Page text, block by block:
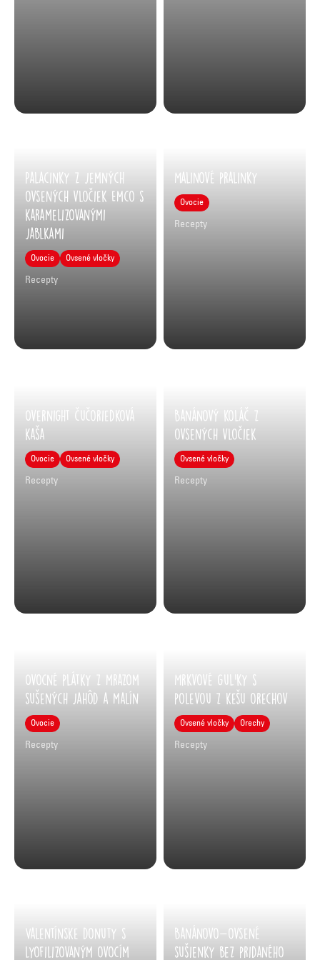
Palacinky z jemných
ovsených vločiek Emco s
karamelizovanými
jablkami
Ovocie Ovsené vločky
Recepty
Malinové pralinky
Ovocie
Recepty
Overnight čučoriedková
kaša
Ovocie Ovsené vločky
Recepty
Banánový koláč z
ovsených vločiek
Ovsené vločky
Recepty
Ovocné plátky z mrazom
sušených jahôd a malín
Ovocie
Recepty
Mrkvové guľky s
polevou z kešu orechov
Ovsené vločky Orechy
Recepty
Valentínske donuty s
lyofilizovaným ovocím
Banánovo-ovsené
sušienky bez pridaného